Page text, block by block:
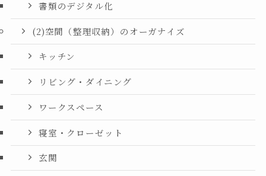
書類のデジタル化
(2)空間（整理収納）のオーガナイズ
キッチン
リビング・ダイニング
ワークスペース
寝室・クローゼット
玄関